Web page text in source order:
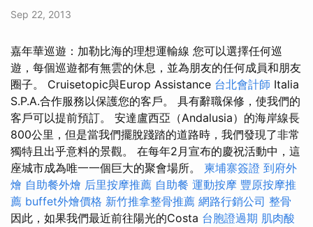
Sep 22, 2013
嘉年華巡遊：加勒比海的理想運輸線 您可以選擇任何巡
遊，每個巡遊都有無雲的休息，並為朋友的任何成員和朋友
圈子。 Cruisetopic與Europ Assistance 台北會計師 Italia
S.P.A.合作服務以保護您的客戶。 具有辭職保修，使我們的
客戶可以提前預訂。 安達盧西亞（Andalusia）的海岸線長
800公里，但是當我們擺脫踐踏的道路時，我們發現了非常
獨特且出乎意料的景觀。 在每年2月宣布的慶祝活動中，這
座城市成為唯一一個巨大的聚會場所。 柬埔寨簽證 到府外
燴 自助餐外燴 后里按摩推薦 自助餐 運動按摩 豐原按摩推
薦 buffet外燴價格 新竹推拿整骨推薦 網路行銷公司 整骨
因此，如果我們最近前往陽光的Costa 台胞證過期 肌肉酸